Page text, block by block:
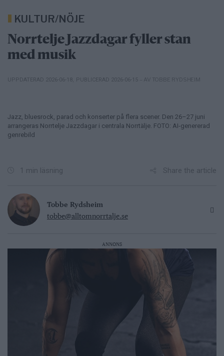
KULTUR/NÖJE
Norrtelje Jazzdagar fyller stan
med musik
UPPDATERAD 2026-06-18 PUBLICERAD 2026-06-15 – AV TOBBE RYDSHEIM
Jazz, bluesrock, parad och konserter på flera scener. Den 26–27 juni
arrangeras Norrtelje Jazzdagar i centrala Norrtälje. FOTO: AI-genererad
genrebild
1 min läsning Share the article
Tobbe Rydsheim
tobbe@alltomnorrtalje.se
ANNONS